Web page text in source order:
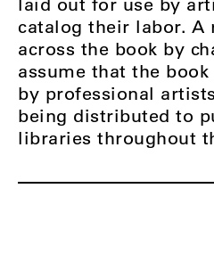
catalog their labor. A
across the book by
assume that the
by professional
being distributed to
libraries throughout